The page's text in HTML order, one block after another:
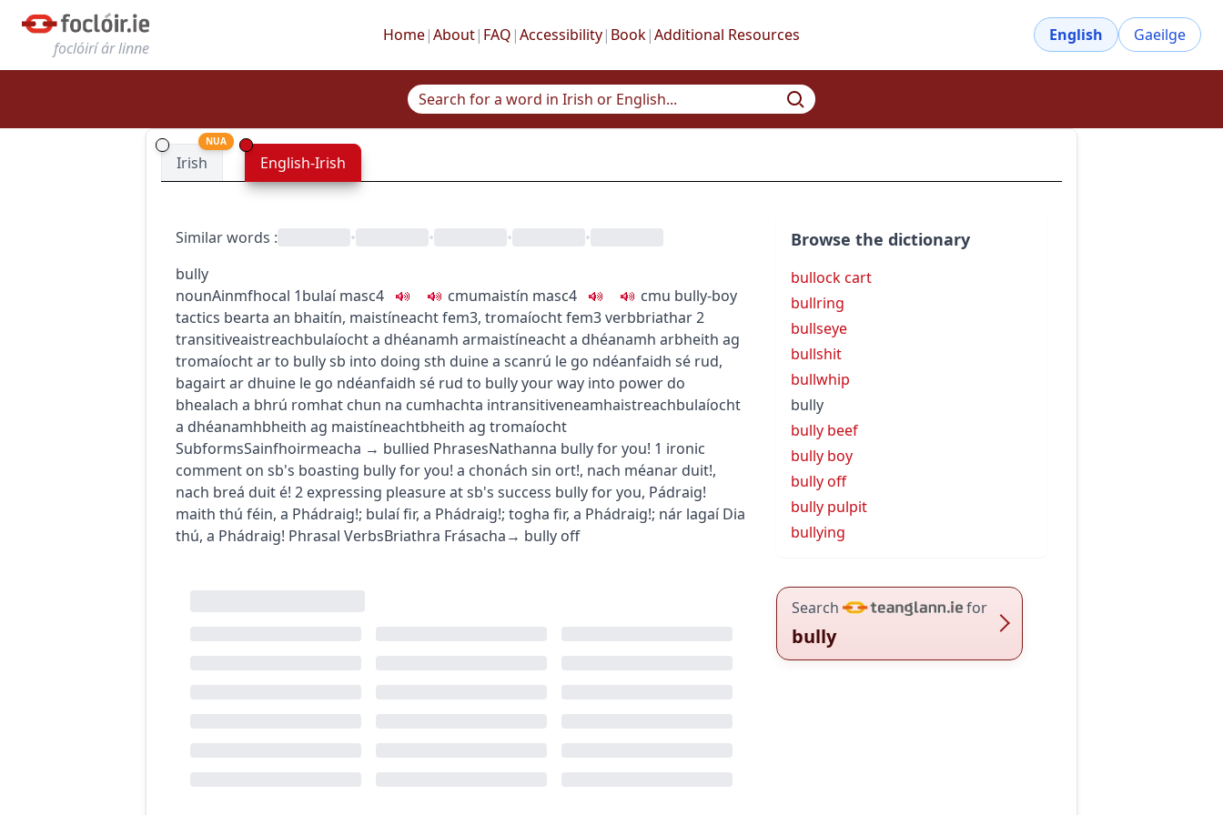
foclóirí ár linne
Home|About| FAQ |Accessibility| Book|Additional Resources English Gaeilge
Irish
NUA
English-Irish
Similar words : • • •
•
bully
nounAinmfhocal 1bulaí masc4 cmumaistín masc4 cmu bully-boy
tactics bearta an bhaitín, maistíneachtfem3, tromaíochtfem3verbbriathar2
transitiveaistreachbulaíocht a dhéanamh armaistíneacht a dhéanamh arbheith ag
tromaíocht arto bully sb into doing sth duine a scanrú le go ndéanfaidh sé rud,
bagairt ar dhuine le go ndéanfaidh sé rud to bully your way into power do
bhealach a bhrú romhat chun na cumhachta intransitiveneamhaistreachbulaíocht
a dhéanamhbheith ag maistíneachtbheith ag tromaíocht
SubformsSainfhoirmeacha → bullied PhrasesNathanna bully for you! 1 ironic
comment on sb's boasting bully for you! a chonách sin ort!, nach méanar duit!,
nach breá duit é! 2 expressing pleasure at sb's success bully for you, Pádraig!
maith thú féin, a Phádraig!; bulaí fir, a Phádraig!; togha fir, a Phádraig!; nár lagaí Dia
thú, a Phádraig! Phrasal VerbsBriathra Frásacha→ bully off
Browse the dictionary
bullock cart
bullring
bullseye
bullshit
bullwhip
bully
bully beef
bully boy
bully off
bully pulpit
bullying
Search for
bully